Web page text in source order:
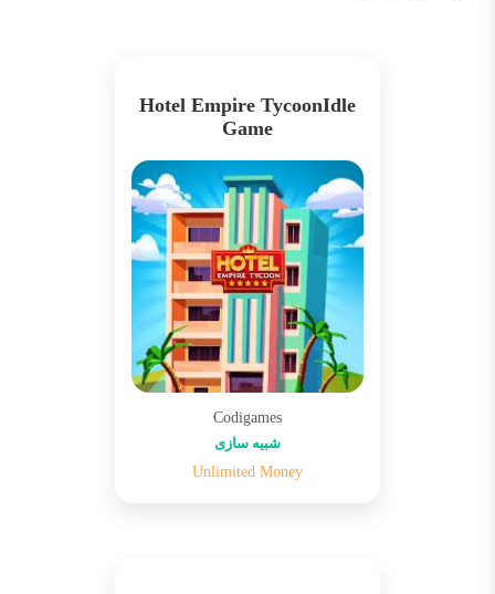
Hotel Empire TycoonIdle
Game
Codigames
شبیه سازی
Unlimited Money